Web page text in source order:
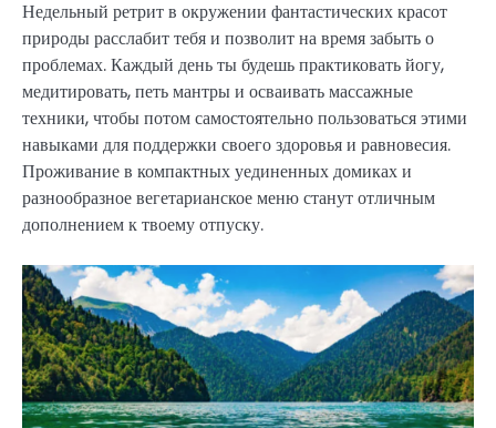
Недельный ретрит в окружении фантастических красот
природы расслабит тебя и позволит на время забыть о
проблемах. Каждый день ты будешь практиковать йогу,
медитировать, петь мантры и осваивать массажные
техники, чтобы потом самостоятельно пользоваться этими
навыками для поддержки своего здоровья и равновесия.
Проживание в компактных уединенных домиках и
разнообразное вегетарианское меню станут отличным
дополнением к твоему отпуску.